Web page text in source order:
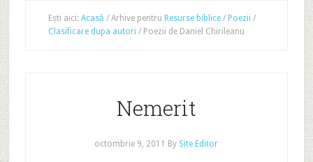
Ești aici: Acasă /Arhive pentru Resurse biblice / Poezii /
Clasificare dupa autori /Poezii de Daniel Chirileanu
Nemerit
octombrie 9, 2011 By Site Editor